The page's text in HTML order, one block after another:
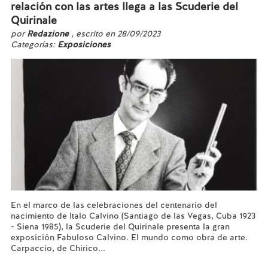
relación con las artes llega a las Scuderie del
Quirinale
porRedazione , escrito en 28/09/2023
Categorías: Exposiciones
En el marco de las celebraciones del centenario del
nacimiento de Italo Calvino (Santiago de las Vegas, Cuba 1923
- Siena 1985), la Scuderie del Quirinale presenta la gran
exposición Fabuloso Calvino. El mundo como obra de arte.
Carpaccio, de Chirico...